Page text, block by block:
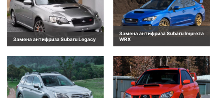
Замена антифриза Subaru Legacy
Замена антифриза Subaru Impreza
WRX